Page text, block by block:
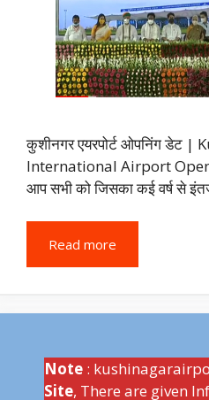
कुशीनगर एयरपोर्ट ओपनिंग डेट |
International Airport
आप सभी को जिसका कई वर्ष से
Read more
Note :
Site, There are given